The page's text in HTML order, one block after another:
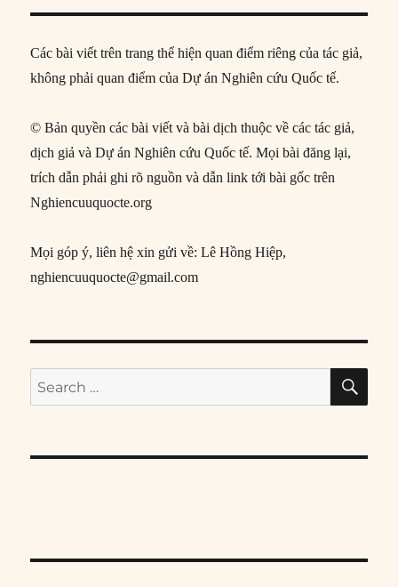
Các bài viết trên trang thể hiện quan điểm riêng của tác giả,
không phải quan điểm của Dự án Nghiên cứu Quốc tế.
© Bản quyền các bài viết và bài dịch thuộc về các tác giả,
dịch giả và Dự án Nghiên cứu Quốc tế. Mọi bài đăng lại,
trích dẫn phải ghi rõ nguồn và dẫn link tới bài gốc trên
Nghiencuuquocte.org
Mọi góp ý, liên hệ xin gửi về: Lê Hồng Hiệp,
nghiencuuquocte@gmail.com
Search
for: